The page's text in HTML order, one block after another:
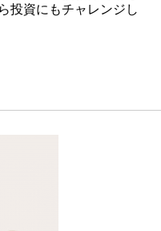
投資にもチャレンジし